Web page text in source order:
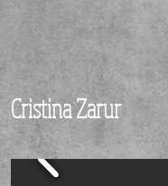
Cristina Zarur